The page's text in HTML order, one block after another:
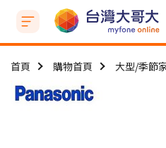
首頁 購物首頁 大型/季節